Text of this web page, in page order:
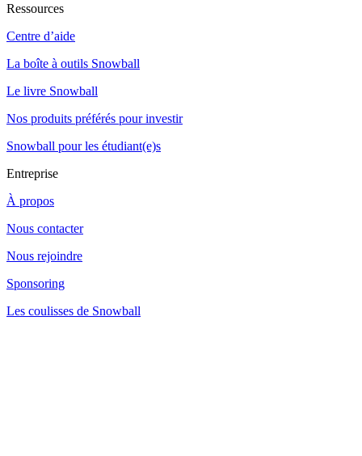
Ressources
Centre d’aide
La boîte à outils Snowball
Le livre Snowball
Nos produits préférés pour investir
Snowball pour les étudiant(e)s
Entreprise
À propos
Nous contacter
Nous rejoindre
Sponsoring
Les coulisses de Snowball